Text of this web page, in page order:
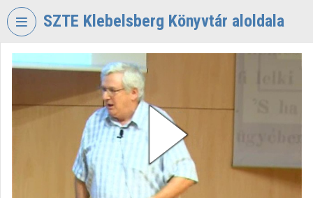
Fejléc kihagyása
SZTE Klebelsberg Könyvtár aloldala
VIDEOTORIUM
KLEBELSBERG
Intézményi kezdőlap
Bejelentkezés